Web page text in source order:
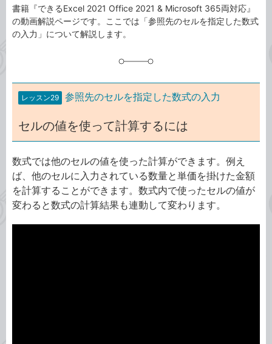
書籍『できるExcel 2021 Office 2021 & Microsoft 365両対応』
の動画解説ページです。ここでは「参照先のセルを指定した数式
の入力」について解説します。
レッスン29 参照先のセルを指定した数式の入力
セルの値を使って計算するには
数式では他のセルの値を使った計算ができます。例え
ば、他のセルに入力されている数量と単価を掛けた金額
を計算することができます。数式内で使ったセルの値が
変わると数式の計算結果も連動して変わります。